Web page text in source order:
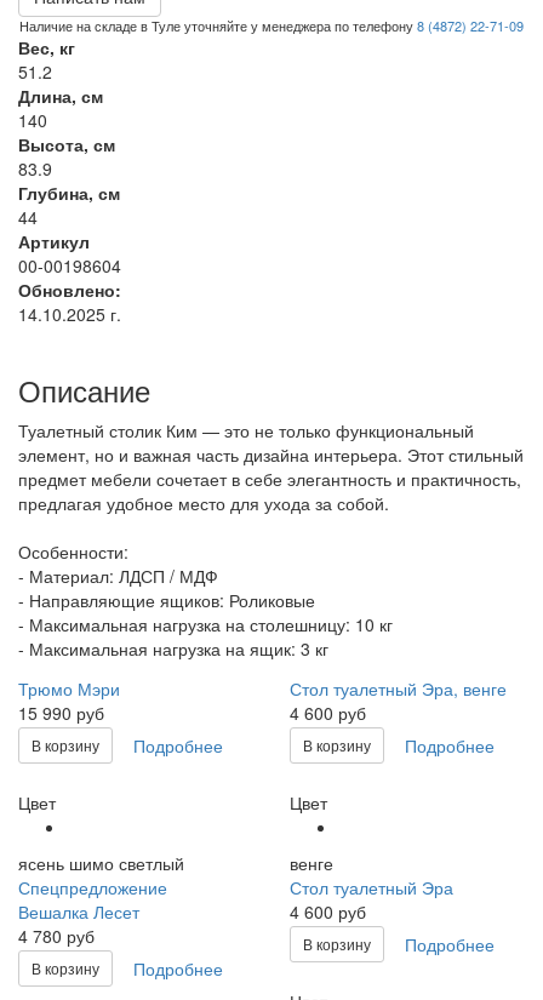
Наличие на складе в Туле уточняйте у менеджера по телефону8 (4872) 22-71-09
Вес, кг
51.2
Длина, см
140
Высота, см
83.9
Глубина, см
44
Артикул
00-00198604
Обновлено:
14.10.2025 г.
Описание
Туалетный столик Ким — это не только функциональный
элемент, но и важная часть дизайна интерьера. Этот стильный
предмет мебели сочетает в себе элегантность и практичность,
предлагая удобное место для ухода за собой.
Особенности:
- Материал: ЛДСП / МДФ
- Направляющие ящиков: Роликовые
- Максимальная нагрузка на столешницу: 10 кг
- Максимальная нагрузка на ящик: 3 кг
Трюмо Мэри
15 990 руб
В корзину Подробнее
Цвет
ясень шимо светлый
Стол туалетный Эра, венге
4 600 руб
В корзину Подробнее
Цвет
венге
Спецпредложение
Вешалка Лесет
4 780 руб
В корзину Подробнее
Стол туалетный Эра
4 600 руб
В корзину Подробнее